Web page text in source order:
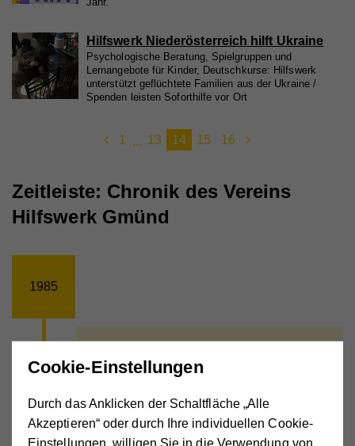
Hilfswerk Niederösterreich hilft Ukraine
Psychologische Beratung, Spielgruppen und
Lernangebote für Kinder, Deutschkurse: Hilfswerk
unterstützt geflüchtete Familien aus der Ukraine /
Spenden leisten Soforthilfe vor Ort
1 ... 13 14 15 16
Zeitleiste: Chronik des Vereins
Hilfswerk Gmünd
1985
Die Arbeit wird aufgenommen
Cookie-Einstellungen
Durch das Anklicken der Schaltfläche „Alle
Akzeptieren“ oder durch Ihre individuellen Cookie-
Einstellungen, willigen Sie in die Verwendung von